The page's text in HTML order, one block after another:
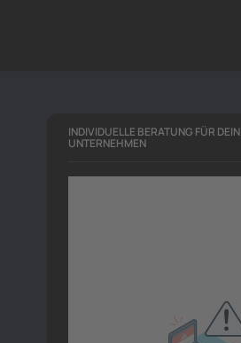
INDIVIDUELLE BERATUNG FÜR DEIN
UNTERNEHMEN